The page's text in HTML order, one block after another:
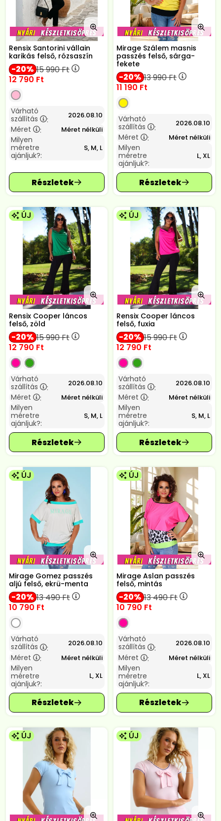
Rensix Santorini vállain
karikás felső, rózsaszín
20 15 990Ft
12 790 Ft
Várható
szállítás
: 2026.08.10
Méret : Méret nélküli
Milyen
méretre
ajánljuk?:
S, M, L
Mirage Szálem masnis
passzés felső, sárga-
fekete
20 13 990Ft
11 190 Ft
Várható
szállítás
: 2026.08.10
Méret : Méret nélküli
Milyen
méretre
ajánljuk?:
L, XL
ÚJ
Rensix Cooper láncos
felső, zöld
20 15 990Ft
12 790 Ft
Várható
szállítás
: 2026.08.10
Méret : Méret nélküli
Milyen
méretre
ajánljuk?:
S, M, L
ÚJ
Rensix Cooper láncos
felső, fuxia
20 15 990Ft
12 790 Ft
Várható
szállítás
: 2026.08.10
Méret : Méret nélküli
Milyen
méretre
ajánljuk?:
S, M, L
ÚJ
Mirage Gomez passzés
aljú felső, ekrü-menta
20 13 490Ft
10 790 Ft
Várható
szállítás
: 2026.08.10
Méret : Méret nélküli
Milyen
méretre
ajánljuk?:
L, XL
ÚJ
Mirage Aslan passzés
felső, mintás
20 13 490Ft
10 790 Ft
Várható
szállítás
: 2026.08.10
Méret : Méret nélküli
Milyen
méretre
ajánljuk?:
L, XL
ÚJ ÚJ